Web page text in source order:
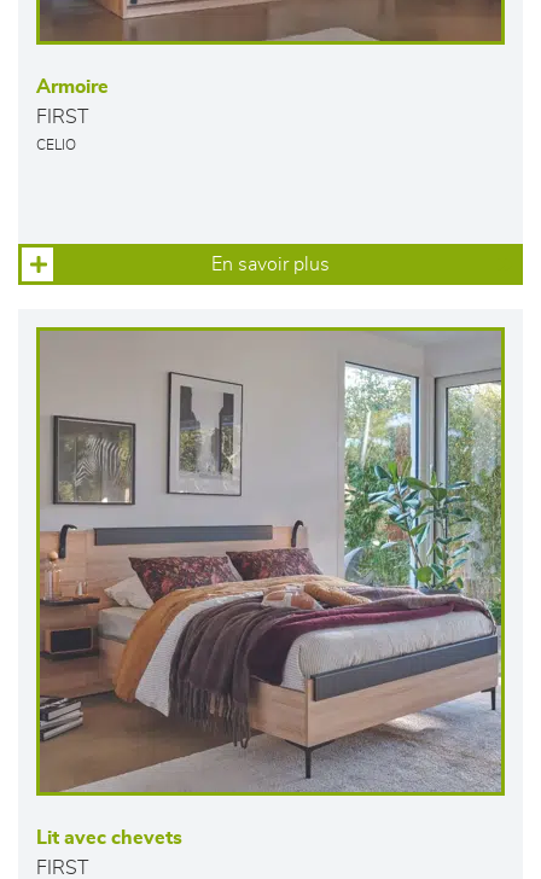
Armoire
FIRST
CELIO
En savoir plus
Lit avec chevets
FIRST